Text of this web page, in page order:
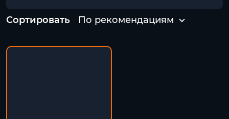
Сортировать По рекомендациям